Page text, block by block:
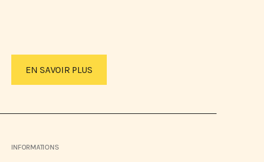
EN SAVOIR PLUS
INFORMATIONS